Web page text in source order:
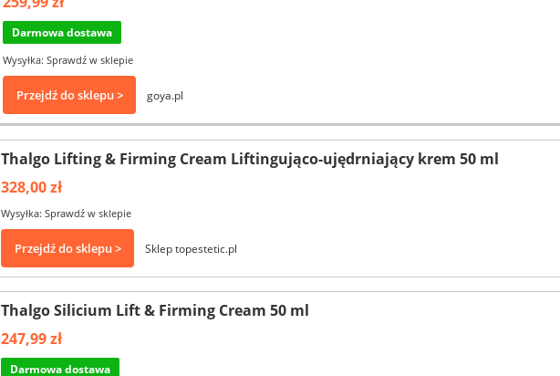
Darmowa dostawa
Wysyłka: Sprawdź w sklepie
Przejdź do sklepu > goya.pl
Thalgo Lifting & Firming Cream Liftingująco-ujędrniający krem 50 ml
328,00 zł
Wysyłka: Sprawdź w sklepie
Przejdź do sklepu > Sklep topestetic.pl
Thalgo Silicium Lift & Firming Cream 50 ml
247,99 zł
Darmowa dostawa